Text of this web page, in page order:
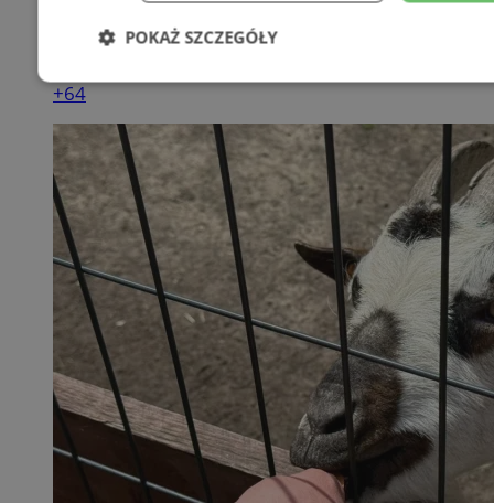
+64
POKAŻ SZCZEGÓŁY
Niezbędne Wydajność
Niesklasyfikowane
Niezbędne Wydajność Targetowanie
Niezbędne pliki cookie umożliwiają korzystanie z podstawowych
takich jak logowanie użytkownika i zarządzanie kontem. Bez
można prawidłowo korzystać ze strony internetowej.
Nazwa
Provider
Domena
Okres
SessID
zabrze.com.pl